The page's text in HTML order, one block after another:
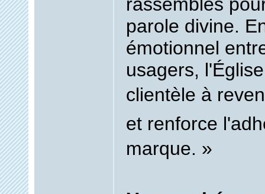
parole divine.
émotionnel
usagers,
clientèle à
et renforce
marque. »